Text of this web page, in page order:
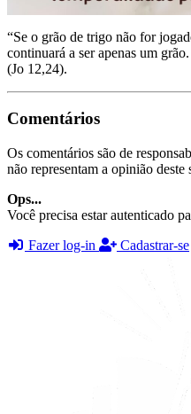
“Se o grão de trigo não for
continuará a ser apenas um
(Jo 12,24).
Comentários
Os comentários são de
não representam a opinião deste
Ops...
Você precisa estar autenticado
Fazer log-in
Cadastrar-se